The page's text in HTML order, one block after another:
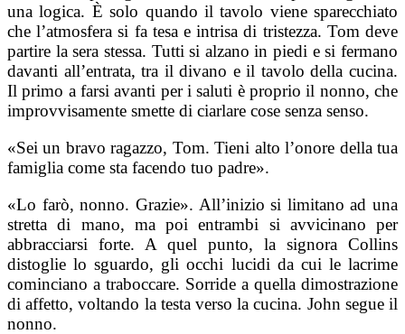
una logica. È solo quando il tavolo viene sparecchiato
che l’atmosfera si fa tesa e intrisa di tristezza. Tom deve
partire la sera stessa. Tutti si alzano in piedi e si fermano
davanti all’entrata, tra il divano e il tavolo della cucina.
Il primo a farsi avanti per i saluti è proprio il nonno, che
improvvisamente smette di ciarlare cose senza senso.
«Sei un bravo ragazzo, Tom. Tieni alto l’onore della tua
famiglia come sta facendo tuo padre».
«Lo farò, nonno. Grazie». All’inizio si limitano ad una
stretta di mano, ma poi entrambi si avvicinano per
abbracciarsi forte. A quel punto, la signora Collins
distoglie lo sguardo, gli occhi lucidi da cui le lacrime
cominciano a traboccare. Sorride a quella dimostrazione
di affetto, voltando la testa verso la cucina. John segue il
nonno.